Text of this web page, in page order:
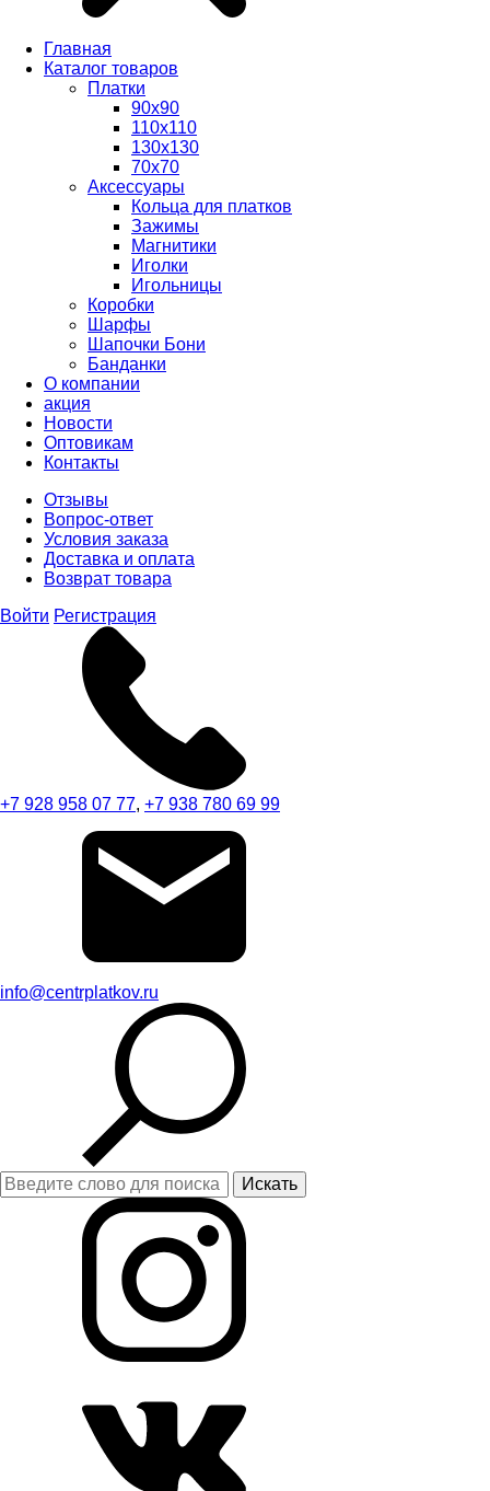
Главная
Каталог товаров
Платки
90x90
110x110
130x130
70х70
Аксессуары
Кольца для платков
Зажимы
Магнитики
Иголки
Игольницы
Коробки
Шарфы
Шапочки Бони
Банданки
О компании
акция
Новости
Оптовикам
Контакты
Отзывы
Вопрос-ответ
Условия заказа
Доставка и оплата
Возврат товара
Войти Регистрация
+7 928 958 07 77, +7 938 780 69 99
info@centrplatkov.ru